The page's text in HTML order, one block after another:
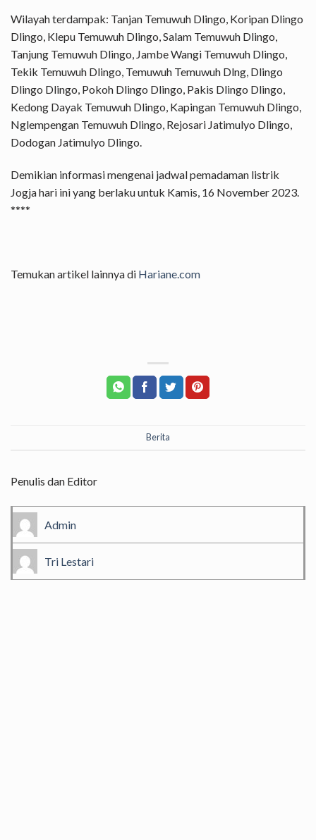
Wilayah terdampak: Tanjan Temuwuh Dlingo, Koripan Dlingo
Dlingo, Klepu Temuwuh Dlingo, Salam Temuwuh Dlingo,
Tanjung Temuwuh Dlingo, Jambe Wangi Temuwuh Dlingo,
Tekik Temuwuh Dlingo, Temuwuh Temuwuh Dlng, Dlingo
Dlingo Dlingo, Pokoh Dlingo Dlingo, Pakis Dlingo Dlingo,
Kedong Dayak Temuwuh Dlingo, Kapingan Temuwuh Dlingo,
Nglempengan Temuwuh Dlingo, Rejosari Jatimulyo Dlingo,
Dodogan Jatimulyo Dlingo.
Demikian informasi mengenai jadwal pemadaman listrik
Jogja hari ini yang berlaku untuk Kamis, 16 November 2023.
****
Temukan artikel lainnya di Hariane.com
Berita
Penulis dan Editor
Admin
Tri Lestari